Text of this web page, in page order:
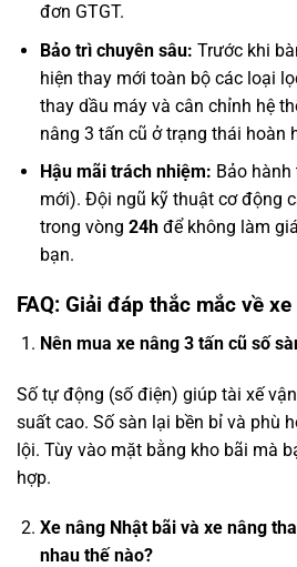
đơn GTGT.
Bảo trì chuyên sâu: Trước khi
hiện thay mới toàn bộ các loại
thay dầu máy và cân chỉnh hệ
nâng 3 tấn cũ ở trạng thái hoàn
Hậu mãi trách nhiệm: Bảo hành
mới). Đội ngũ kỹ thuật cơ động
trong vòng 24hđể không làm
bạn.
FAQ: Giải đáp thắc mắc về
Nên mua xe nâng 3 tấn cũ số
Số tự động (số điện) giúp tài xế
suất cao. Số sàn lại bền bỉ và phù
lội. Tùy vào mặt bằng kho bãi mà
hợp.
Xe nâng Nhật bãi và xe nâng
nhau thế nào?